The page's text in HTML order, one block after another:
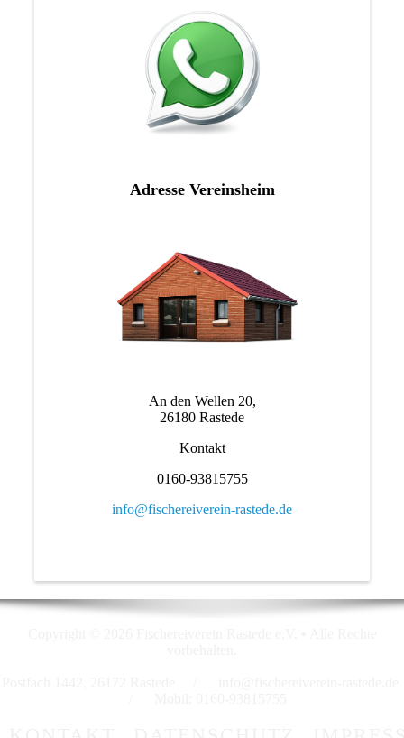
Adresse Vereinsheim
An den Wellen 20,
26180 Rastede
Kontakt
0160-93815755
info@fischereiverein-rastede.de